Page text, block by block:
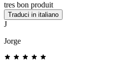
tres bon produit
Traduci in italiano
J
Jorge